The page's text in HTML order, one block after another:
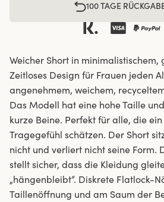
100 TAGE
Weicher Short in minimalistischem,
Zeitloses Design für Frauen jeden
angenehmem, weichem,
Das Modell hat eine hohe Taille
kurze Beine. Perfekt für alle, die
Tragegefühl schätzen. Der Short
nicht und verliert nicht seine Form.
stellt sicher, dass die Kleidung
„hängenbleibt“. Diskrete Flatlock-
Taillenöffnung und am Saum der